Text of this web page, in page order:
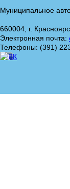
Муниципальное
660004, г.
Электронная почта:
Телефоны: (391)